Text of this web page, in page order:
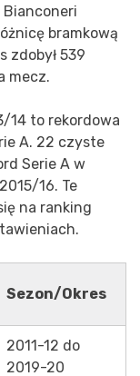
bramkową
zdobył 539
mecz.
14 to rekordowa
A. 22 czyste
Serie A w
16. Te
na ranking
Sezon/Okres
2011-12 do
2019-20